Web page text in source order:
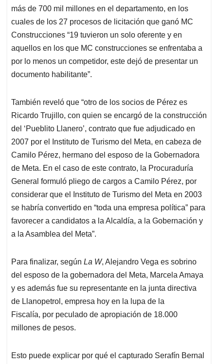
más de 700 mil millones en el departamento, en los
cuales de los 27 procesos de licitación que ganó MC
Construcciones “19 tuvieron un solo oferente y en
aquellos en los que MC construcciones se enfrentaba a
por lo menos un competidor, este dejó de presentar un
documento habilitante”.
También reveló que “otro de los socios de Pérez es
Ricardo Trujillo, con quien se encargó de la construcción
del ‘Pueblito Llanero’, contrato que fue adjudicado en
2007 por el Instituto de Turismo del Meta, en cabeza de
Camilo Pérez, hermano del esposo de la Gobernadora
de Meta. En el caso de este contrato, la Procuraduría
General formuló pliego de cargos a Camilo Pérez, por
considerar que el Instituto de Turismo del Meta en 2003
se habría convertido en “toda una empresa política” para
favorecer a candidatos a la Alcaldía, a la Gobernación y
a la Asamblea del Meta”.
Para finalizar, según La W, Alejandro Vega es sobrino
del esposo de la gobernadora del Meta, Marcela Amaya
y es además fue su representante en la junta directiva
de Llanopetrol, empresa hoy en la lupa de la
Fiscalía, por peculado de apropiación de 18.000
millones de pesos.
Esto puede explicar por qué el capturado Serafín Bernal